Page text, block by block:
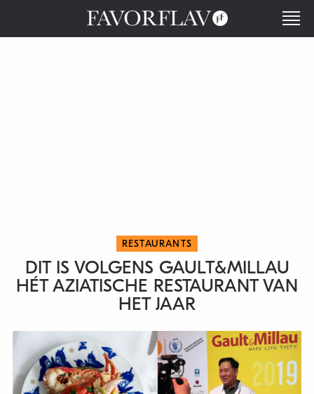
RESTAURANTS
DIT IS VOLGENS GAULT&MILLAU
HÉT AZIATISCHE RESTAURANT VAN
HET JAAR